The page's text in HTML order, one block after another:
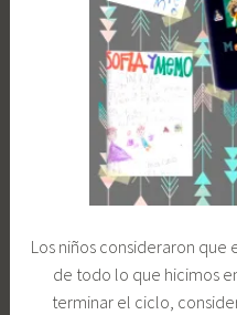
Los niños consideraron
de todo lo que hicimos
terminar el ciclo,